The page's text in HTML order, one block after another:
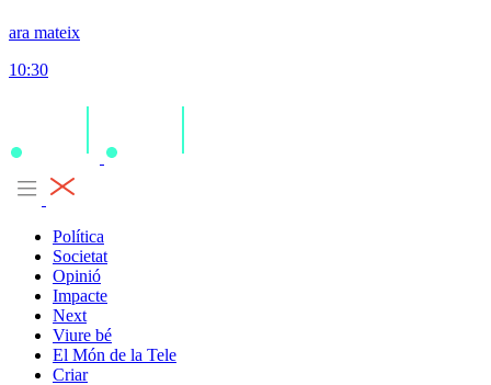
ara mateix
10:30
Política
Societat
Opinió
Impacte
Next
Viure bé
El Món de la Tele
Criar